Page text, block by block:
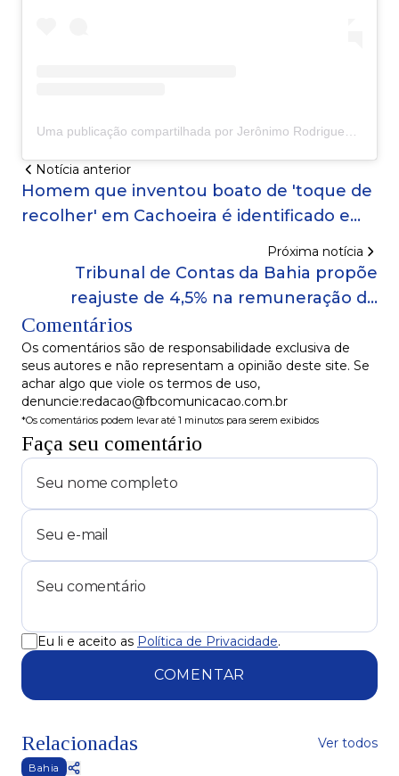
Notícia anterior
Homem que inventou boato de 'toque de
recolher' em Cachoeira é identificado e
Próxima notícia
Tribunal de Contas da Bahia propõe
reajuste de 4,5% na remuneração de
agentes públicos em novembro deste
ano
Comentários
Os comentários são de responsabilidade exclusiva de
seus autores e não representam a opinião deste site. Se
achar algo que viole os termos de uso,
denuncie:redacao@fbcomunicacao.com.br
*Os comentários podem levar até 1 minutos para serem exibidos
Faça seu comentário
Eu li e aceito as Política de Privacidade.
COMENTAR
Relacionadas Ver todos
Bahia